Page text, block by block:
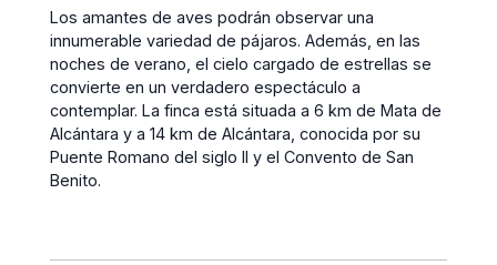
Los amantes de aves podrán observar una
innumerable variedad de pájaros. Además, en las
noches de verano, el cielo cargado de estrellas se
convierte en un verdadero espectáculo a
contemplar. La finca está situada a 6 km de Mata de
Alcántara y a 14 km de Alcántara, conocida por su
Puente Romano del siglo II y el Convento de San
Benito.